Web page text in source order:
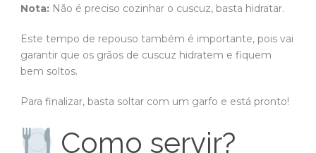
Nota: Não é preciso cozinhar o cuscuz, basta hidratar.
Este tempo de repouso também é importante, pois vai
garantir que os grãos de cuscuz hidratem e fiquem
bem soltos.
Para finalizar, basta soltar com um garfo e está pronto!
Como servir?